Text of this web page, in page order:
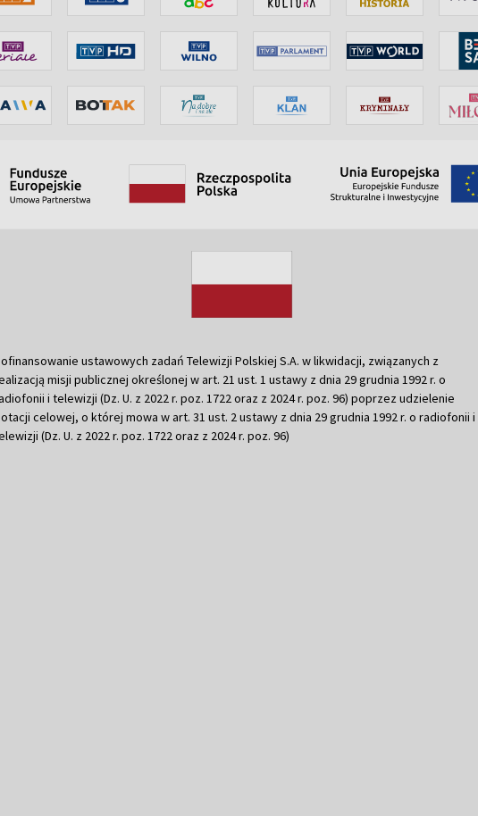
ustawowych zadań Telewizji Polskiej S.A. w likwidacji, związanych z
misji publicznej określonej w art. 21 ust. 1 ustawy z dnia 29 grudnia 1992 r. o
i telewizji (Dz. U. z 2022 r. poz. 1722 oraz z 2024 r. poz. 96) poprzez udzielenie
celowej, o której mowa w art. 31 ust. 2 ustawy z dnia 29 grudnia 1992 r. o radiofonii i
(Dz. U. z 2022 r. poz. 1722 oraz z 2024 r. poz. 96)